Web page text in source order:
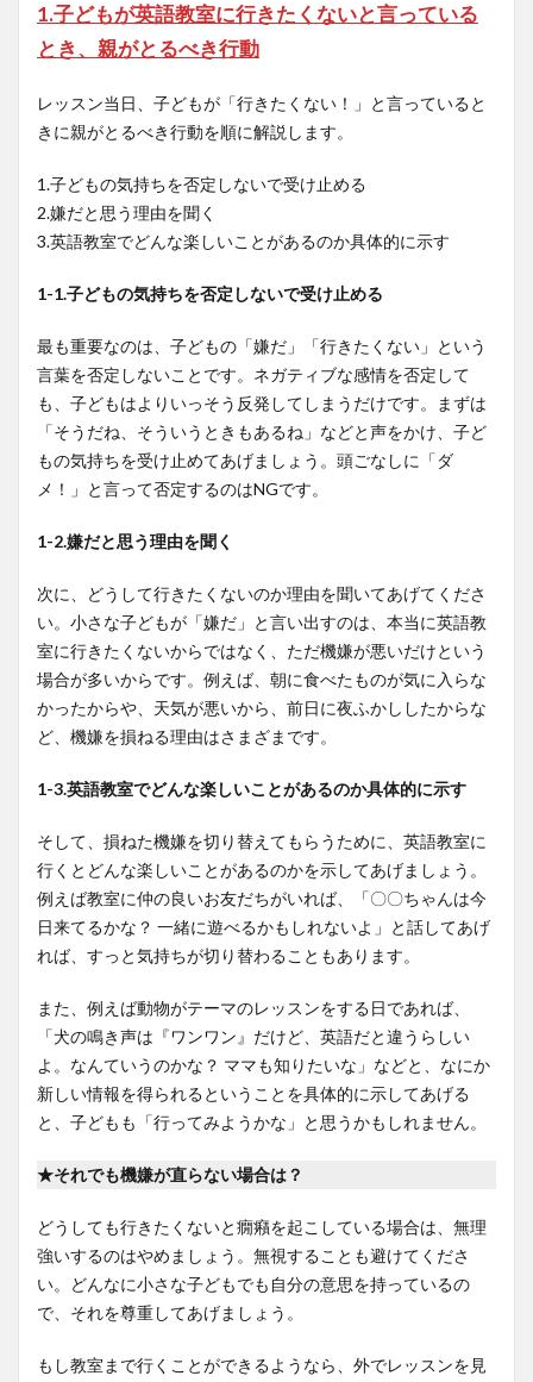
1.子どもが英語教室に行きたくないと言っている
とき、親がとるべき行動
レッスン当日、子どもが「行きたくない！」と言っていると
きに親がとるべき行動を順に解説します。
1.子どもの気持ちを否定しないで受け止める
2.嫌だと思う理由を聞く
3.英語教室でどんな楽しいことがあるのか具体的に示す
1-1.子どもの気持ちを否定しないで受け止める
最も重要なのは、子どもの「嫌だ」「行きたくない」という
言葉を否定しないことです。ネガティブな感情を否定して
も、子どもはよりいっそう反発してしまうだけです。まずは
「そうだね、そういうときもあるね」などと声をかけ、子ど
もの気持ちを受け止めてあげましょう。頭ごなしに「ダ
メ！」と言って否定するのはNGです。
1-2.嫌だと思う理由を聞く
次に、どうして行きたくないのか理由を聞いてあげてくださ
い。小さな子どもが「嫌だ」と言い出すのは、本当に英語教
室に行きたくないからではなく、ただ機嫌が悪いだけという
場合が多いからです。例えば、朝に食べたものが気に入らな
かったからや、天気が悪いから、前日に夜ふかししたからな
ど、機嫌を損ねる理由はさまざまです。
1-3.英語教室でどんな楽しいことがあるのか具体的に示す
そして、損ねた機嫌を切り替えてもらうために、英語教室に
行くとどんな楽しいことがあるのかを示してあげましょう。
例えば教室に仲の良いお友だちがいれば、「〇〇ちゃんは今
日来てるかな？ 一緒に遊べるかもしれないよ」と話してあげ
れば、すっと気持ちが切り替わることもあります。
また、例えば動物がテーマのレッスンをする日であれば、
「犬の鳴き声は『ワンワン』だけど、英語だと違うらしい
よ。なんていうのかな？ ママも知りたいな」などと、なにか
新しい情報を得られるということを具体的に示してあげる
と、子どもも「行ってみようかな」と思うかもしれません。
★それでも機嫌が直らない場合は？
どうしても行きたくないと癇癪を起こしている場合は、無理
強いするのはやめましょう。無視することも避けてくださ
い。どんなに小さな子どもでも自分の意思を持っているの
で、それを尊重してあげましょう。
もし教室まで行くことができるようなら、外でレッスンを見